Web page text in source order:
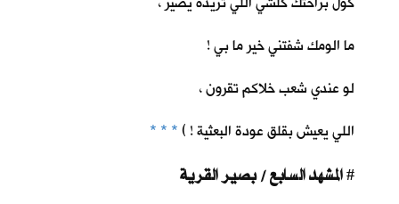
ما الومك شفتني خير ما بي !
لو عندي شعب خلاكم تقرون ،
اللي يعيش بقلق عودة البعثية ! )* * *
# المشهد السابع / بصير القرية